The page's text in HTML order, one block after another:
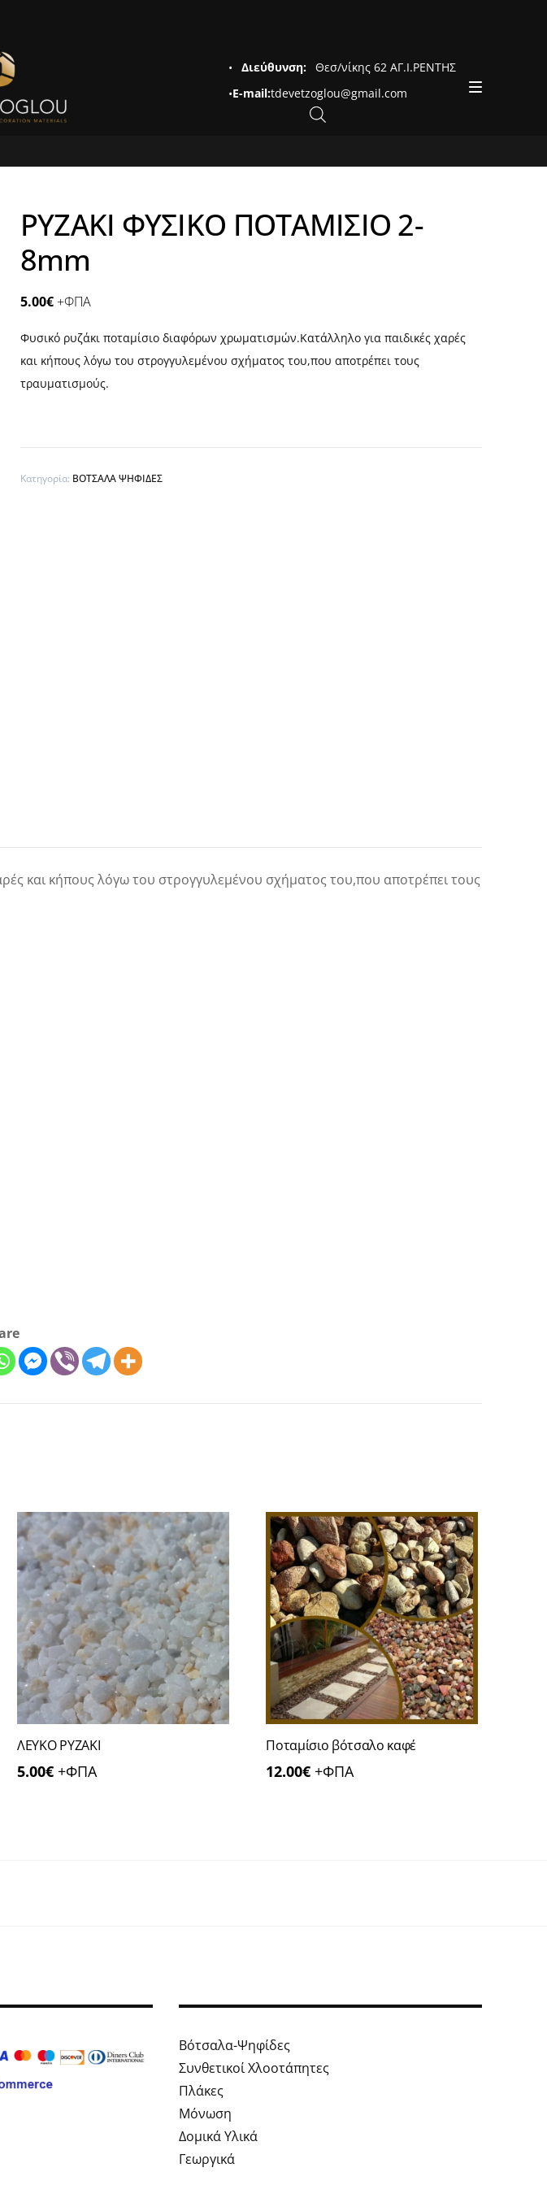
• Διεύθυνση: Θεσ/νίκης 62 ΑΓ.Ι.ΡΕΝΤΗΣ
•E-mail:tdevetzoglou@gmail.com
ΡΥΖΑΚΙ ΦΥΣΙΚΟ ΠΟΤΑΜΙΣΙΟ 2-
8mm
5.00€+ΦΠΑ
Φυσικό ρυζάκι ποταμίσιο διαφόρων χρωματισμών.Κατάλληλο για παιδικές χαρές
και κήπους λόγω του στρογγυλεμένου σχήματος του,που αποτρέπει τους
τραυματισμούς.
Κατηγορία: ΒΟΤΣΑΛΑ ΨΗΦΙΔΕΣ
και κήπους λόγω του στρογγυλεμένου σχήματος του,που αποτρέπει τους
ΛΕΥΚΟ ΡΥΖΑΚΙ
5.00€ +ΦΠΑ
Ποταμίσιο βότσαλο καφέ
12.00€ +ΦΠΑ
Βότσαλα-Ψηφίδες
Συνθετικοί Χλοοτάπητες
Πλάκες
Μόνωση
Δομικά Υλικά
Γεωργικά